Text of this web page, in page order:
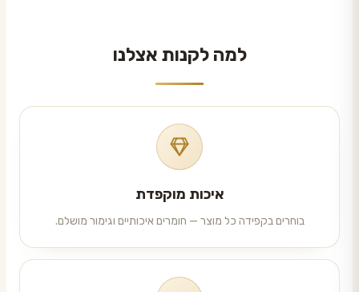
למה לקנות אצלנו
איכות מוקפדת
בוחרים בקפידה כל מוצר — חומרים איכותיים וגימור מושלם.